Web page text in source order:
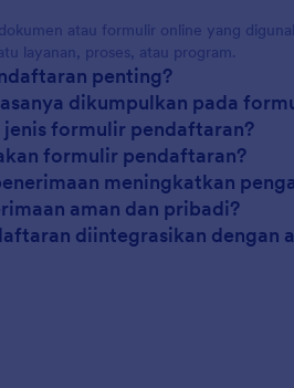
atau formulir online yang
layanan, proses, atau program.
penting?
dikumpulkan pada
formulir pendaftaran?
formulir pendaftaran?
meningkatkan
aman dan pribadi?
diintegrasikan dengan